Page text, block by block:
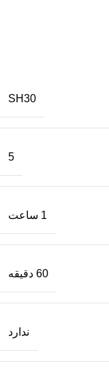
SH30
5
1 ساعت
60 دقیقه
ندارد